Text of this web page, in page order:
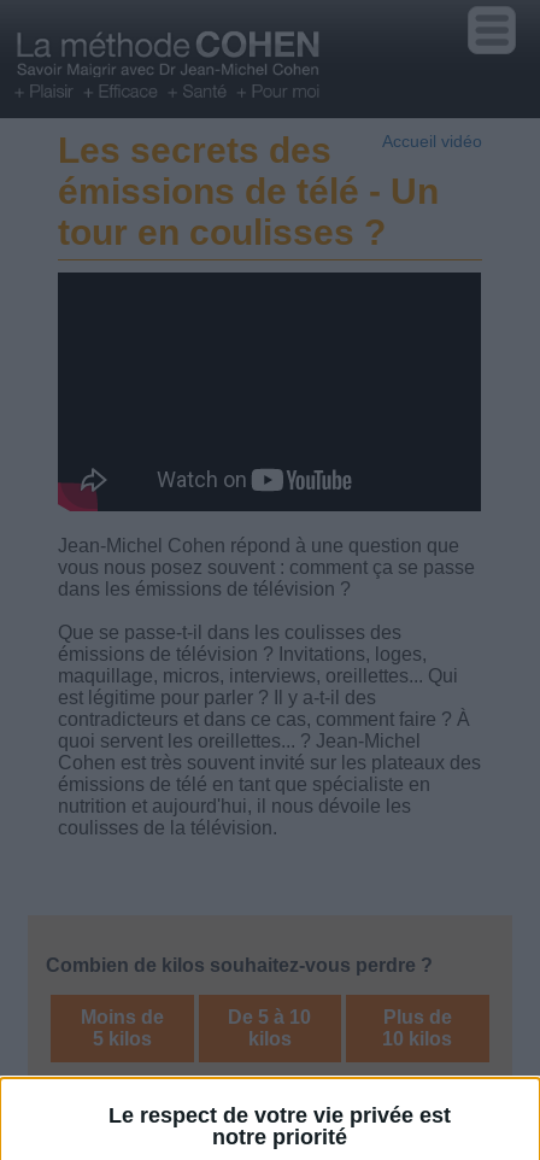
Le respect de votre vie privée est
notre priorité
Accueil vidéo
Les secrets des
émissions de télé - Un
tour en coulisses ?
Jean-Michel Cohen répond à une question que
vous nous posez souvent : comment ça se passe
dans les émissions de télévision ?
Que se passe-t-il dans les coulisses des
émissions de télévision ? Invitations, loges,
maquillage, micros, interviews, oreillettes... Qui
est légitime pour parler ? Il y a-t-il des
contradicteurs et dans ce cas, comment faire ? À
quoi servent les oreillettes... ? Jean-Michel
Cohen est très souvent invité sur les plateaux des
émissions de télé en tant que spécialiste en
nutrition et aujourd'hui, il nous dévoile les
coulisses de la télévision.
Combien de kilos souhaitez-vous perdre ?
Moins de
5 kilos
De 5 à 10
kilos
Plus de
10 kilos
Vous m'avez demandé